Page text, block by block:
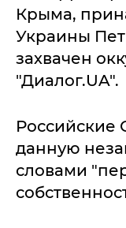
Крыма,
Украины
захвачен
"Диалог.UA".
Российские
данную
словами